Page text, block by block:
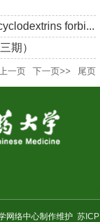
forbi...
期）
一页 下一页>> 尾页
网络中心制作维护 苏ICP